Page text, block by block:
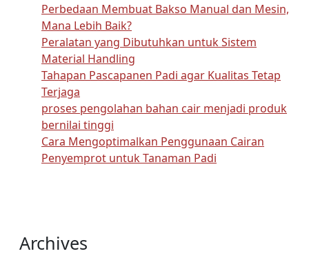
Perbedaan Membuat Bakso Manual dan Mesin,
Mana Lebih Baik?
Peralatan yang Dibutuhkan untuk Sistem
Material Handling
Tahapan Pascapanen Padi agar Kualitas Tetap
Terjaga
proses pengolahan bahan cair menjadi produk
bernilai tinggi
Cara Mengoptimalkan Penggunaan Cairan
Penyemprot untuk Tanaman Padi
Archives